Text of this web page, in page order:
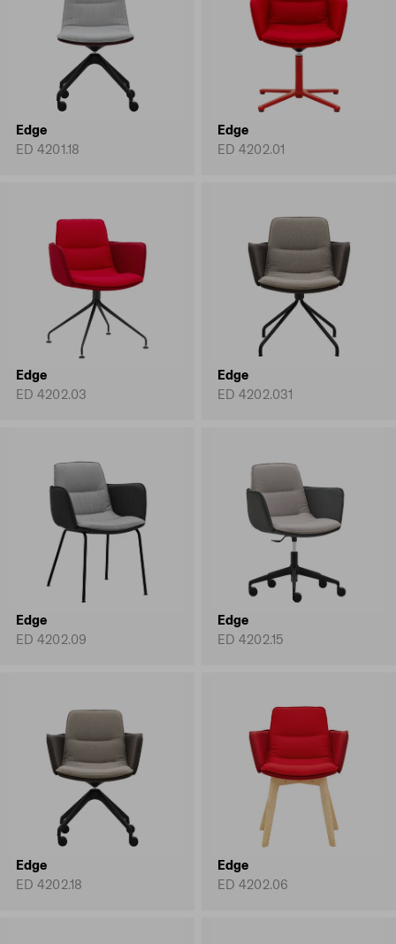
Edge
ED 4201.18
Edge
ED 4202.01
Edge
ED 4202.03
Edge
ED 4202.031
Edge
ED 4202.09
Edge
ED 4202.15
Edge
ED 4202.18
Edge
ED 4202.06